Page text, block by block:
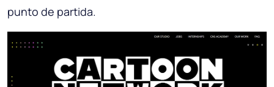
punto de partida.